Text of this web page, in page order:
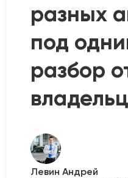
разных
под
разбор
Левин Андрей